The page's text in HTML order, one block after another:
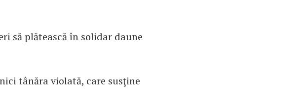
să plătească în solidar daune
tânăra violată, care susţine